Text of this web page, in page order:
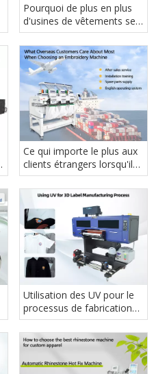
Pourquoi de plus en plus
d'usines de vêtements se
tournent vers les machines
à broder multi-têtes
Ce qui importe le plus aux
clients étrangers lorsqu'ils
choisissent une machine à
broder
Utilisation des UV pour le
processus de fabrication
d'étiquettes 3D